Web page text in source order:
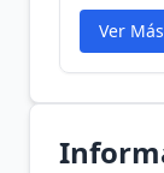
Ver Más